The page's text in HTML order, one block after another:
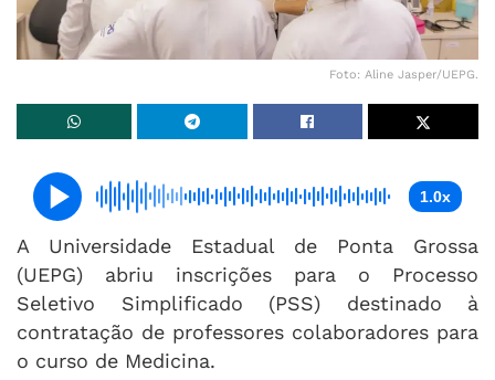
Foto: Aline Jasper/UEPG.
1.0x
A Universidade Estadual de Ponta Grossa
(UEPG) abriu inscrições para o Processo
Seletivo Simplificado (PSS) destinado à
contratação de professores colaboradores para
o curso de Medicina.